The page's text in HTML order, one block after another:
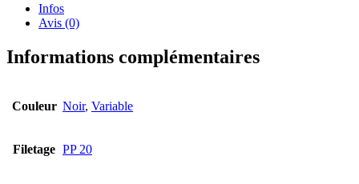
Distributeurs et pompes
Pulvérisateur fin
Infos
Avis (0)
Informations complémentaires
Couleur Noir, Variable
Filetage PP 20